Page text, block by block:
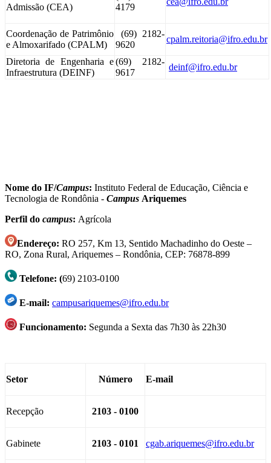
Admissão (CEA)
4179
Coordenação de Patrimônio
e Almoxarifado (CPALM)
(69) 2182-
9620
cpalm.reitoria@ifro.edu.br
Diretoria de Engenharia e
Infraestrutura (DEINF)
(69) 2182-
9617
deinf@ifro.edu.br
Nome do IF/Campus: Instituto Federal de Educação, Ciência e
Tecnologia de Rondônia - Campus Ariquemes
Perfil do campus: Agrícola
Endereço: RO 257, Km 13, Sentido Machadinho do Oeste –
RO, Zona Rural, Ariquemes – Rondônia, CEP: 76878-899
Telefone: (69) 2103-0100
E-mail: campusariquemes@ifro.edu.br
Funcionamento: Segunda a Sexta das 7h30 às 22h30
Setor Número E-mail
Recepção 2103 - 0100
Gabinete 2103 - 0101 cgab.ariquemes@ifro.edu.br